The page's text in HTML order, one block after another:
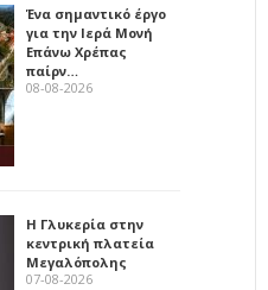
Ένα σημαντικό έργο
για την Ιερά Μονή
Επάνω Χρέπας
παίρν…
08-08-2026
Η Γλυκερία στην
κεντρική πλατεία
Μεγαλόπολης
07-08-2026